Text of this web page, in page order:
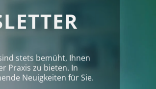
stets bemüht, Ihnen
Praxis zu bieten. In
Neuigkeiten für Sie.